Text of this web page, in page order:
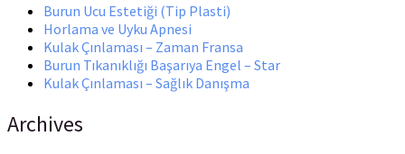
Burun Ucu Estetiği (Tip Plasti)
Horlama ve Uyku Apnesi
Kulak Çınlaması – Zaman Fransa
Burun Tıkanıklığı Başarıya Engel – Star
Kulak Çınlaması – Sağlık Danışma
Archives